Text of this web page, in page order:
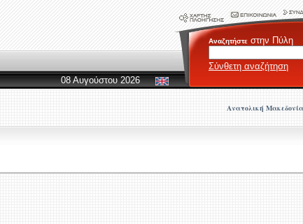
Αναζητήστε στην Πύλη
Σύνθετη αναζήτηση
08 Αυγούστου 2026
Ανατολική